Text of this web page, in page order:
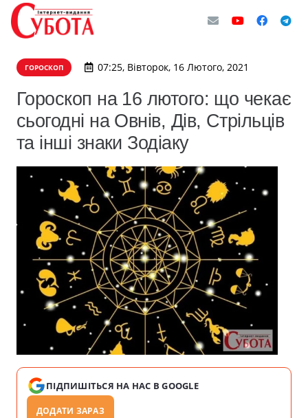
ГОРОСКОП 07:25, Вівторок, 16 Лютого, 2021
Гороскоп на 16 лютого: що чекає
сьогодні на Овнів, Дів, Стрільців
та інші знаки Зодіаку
ПІДПИШІТЬСЯ НА НАС В GOOGLE
ДОДАТИ ЗАРАЗ